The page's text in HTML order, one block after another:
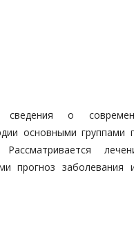
о
основными группами
прогноз